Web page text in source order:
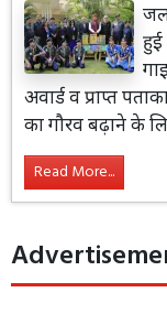
जल
हुई
अवार्ड व प्राप्त
का गौरव बढ़ाने के
Read More...